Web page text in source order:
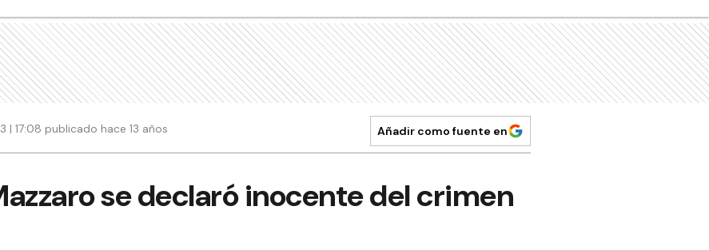
| 17:08 publicado hace 13 años Añadir como fuente en
se declaró inocente del crimen